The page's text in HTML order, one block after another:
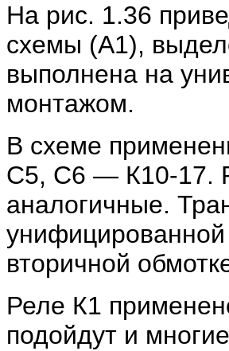
На рис. 1.36
схемы (А1),
выполнена на
монтажом.
В схеме
С5, С6 — К10-17.
аналогичные.
вторичной
Реле К1
подойдут и